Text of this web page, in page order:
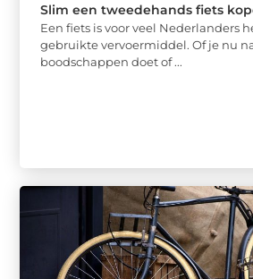
Slim een tweedehands fiets
Een fiets is voor veel Nederlanders
gebruikte vervoermiddel. Of je nu
boodschappen doet of ...